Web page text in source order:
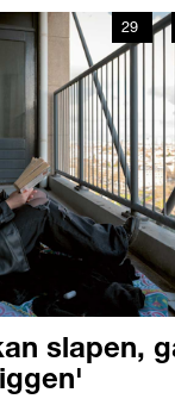
postbezorger is,
Hij is geen
het organiseren
de …
29
slapen,